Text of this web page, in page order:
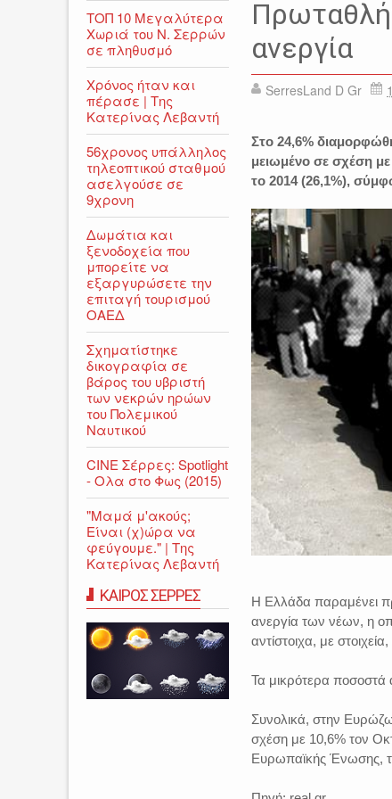
ανεργία
SerresLand D Gr
Στο 24,6%
μειωμένο σε σχέση
το 2014 (26,1%),
Η Ελλάδα παραμένει
ανεργία των νέων, η
αντίστοιχα, με
Τα μικρότερα ποσοστά
Συνολικά, στην
σχέση με 10,6% τον
Ευρωπαϊκής Ένωσης,
ΤΟΠ 10 Μεγαλύτερα
Χωριά του Ν. Σερρών
σε πληθυσμό
Χρόνος ήταν και
πέρασε | Της
Κατερίνας Λεβαντή
56χρονος υπάλληλος
τηλεοπτικού σταθμού
ασελγούσε σε
9χρονη
Δωμάτια και
ξενοδοχεία που
μπορείτε να
εξαργυρώσετε την
επιταγή τουρισμού
ΟΑΕΔ
Σχηματίστηκε
δικογραφία σε
βάρος του υβριστή
των νεκρών ηρώων
του Πολεμικού
Ναυτικού
CINE Σέρρες: Spotlight
- Ολα στο Φως (2015)
"Μαμά μ'ακούς;
Είναι (χ)ώρα να
φεύγουμε." | Της
Κατερίνας Λεβαντή
ΚΑΙΡΟΣ ΣΕΡΡΕΣ